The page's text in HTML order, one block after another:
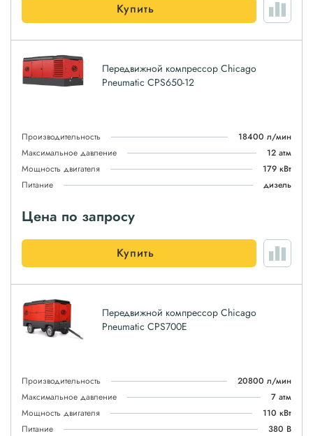
Купить
Передвижной компрессор Chicago
Pneumatic CPS650-12
Производительность
18400 л/мин
Максимальное давление
12 атм
Мощность двигателя
179 кВт
Питание
дизель
Цена по запросу
Купить
Передвижной компрессор Chicago
Pneumatic CPS700E
Производительность
20800 л/мин
Максимальное давление
7 атм
Мощность двигателя
110 кВт
Питание
380 В